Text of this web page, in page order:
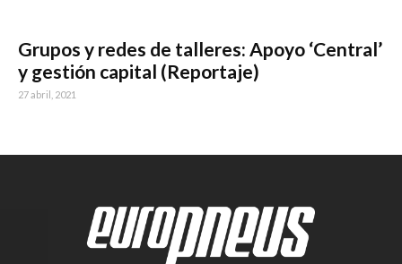
Grupos y redes de talleres: Apoyo ‘Central’
y gestión capital (Reportaje)
27 abril, 2021